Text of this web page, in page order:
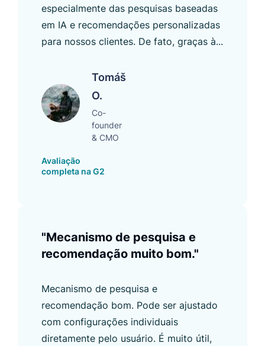
especialmente das pesquisas baseadas
em IA e recomendações personalizadas
para nossos clientes. De fato, graças à...
Tomáš
O.
Co-
founder
& CMO
Avaliação
completa na G2
"Mecanismo de pesquisa e
recomendação muito bom."
Mecanismo de pesquisa e
recomendação bom. Pode ser ajustado
com configurações individuais
diretamente pelo usuário. É muito útil,